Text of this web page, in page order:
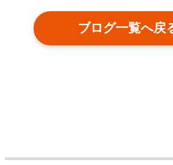
ブログ一覧へ戻